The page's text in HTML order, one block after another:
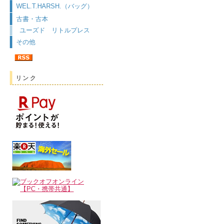
WEL.T.HARSH.（バッグ）
古書・古本
ユーズド リトルプレス
その他
リンク